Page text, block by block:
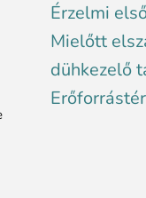
Érzelmi
Mielőtt
dühkezelő